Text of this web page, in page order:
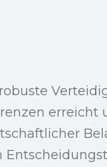
erreicht